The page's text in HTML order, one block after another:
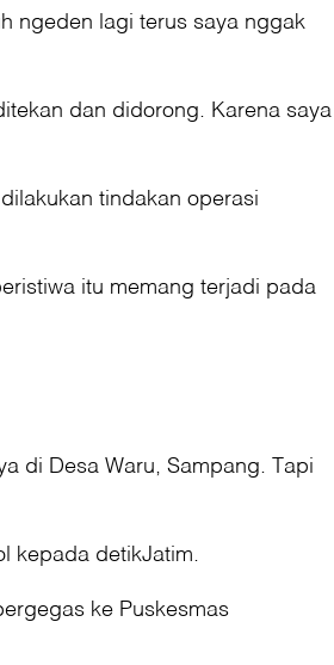
ngeden lagi terus saya nggak
dan didorong. Karena saya
tindakan operasi
itu memang terjadi pada
di Desa Waru, Sampang. Tapi
kepada detikJatim.
ke Puskesmas